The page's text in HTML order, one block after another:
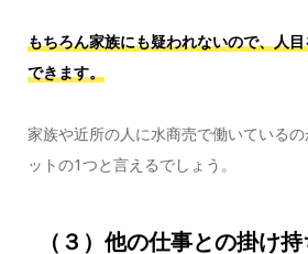
もちろん家族にも疑われないので、人
できます。
家族や近所の人に水商売で働いている
ットの1つと言えるでしょう。
（３）他の仕事との掛け